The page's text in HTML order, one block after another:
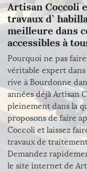
Artisan Coccoli
travaux d`
meilleure dans
accessibles à
Pourquoi ne pas
véritable expert
rive à Bourdonne
années déjà Artisan
pleinement dans la
proposons de faire
Coccoli et laissez
travaux de
Demandez
le site internet de